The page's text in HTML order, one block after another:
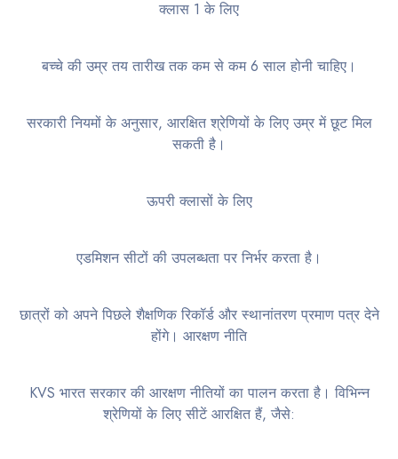
क्लास 1 के लिए
बच्चे की उम्र तय तारीख तक कम से कम 6 साल होनी चाहिए।
सरकारी नियमों के अनुसार, आरक्षित श्रेणियों के लिए उम्र में छूट मिल
सकती है।
ऊपरी क्लासों के लिए
एडमिशन सीटों की उपलब्धता पर निर्भर करता है।
छात्रों को अपने पिछले शैक्षणिक रिकॉर्ड और स्थानांतरण प्रमाण पत्र देने
होंगे। आरक्षण नीति
KVS भारत सरकार की आरक्षण नीतियों का पालन करता है। विभिन्न
श्रेणियों के लिए सीटें आरक्षित हैं, जैसे: